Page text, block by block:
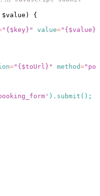
$value) {
"{$key}" value="{$value}"
="{$toUrl}" method=
) .submit ();